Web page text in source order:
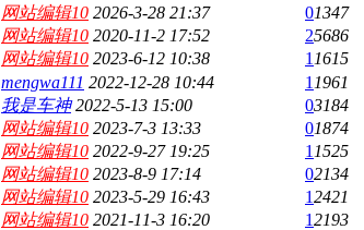
网站编辑10 2026-3-28 21:37 01347
网站编辑10 2020-11-2 17:52 25686
网站编辑10 2023-6-12 10:38 1 1615
mengwa111 2022-12-28 10:44 1 1961
我是车神 2022-5-13 15:00 03184
网站编辑10 2023-7-3 13:33 01874
网站编辑10 2022-9-27 19:25 1 1525
网站编辑10 2023-8-9 17:14 02134
网站编辑10 2023-5-29 16:43 12421
网站编辑10 2021-11-3 16:20 12193